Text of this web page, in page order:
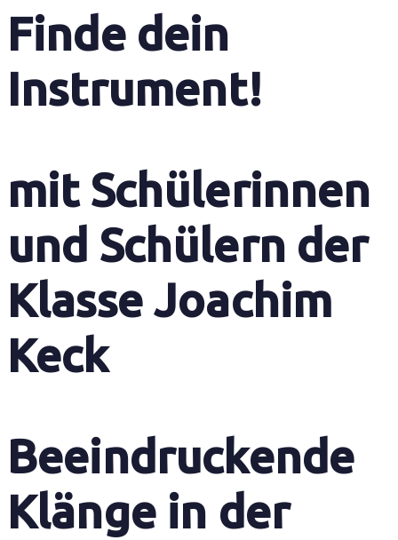
Finde dein
Instrument!
mit Schülerinnen
und Schülern der
Klasse Joachim
Keck
Beeindruckende
Klänge in der